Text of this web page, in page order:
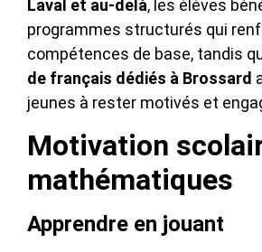
Laval et au-delà, les élèves
programmes structurés qui
compétences de base, tandis
de français dédiés à Brossard
jeunes à rester motivés et
Motivation
mathématiques
Apprendre en jouant